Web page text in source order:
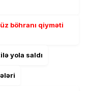
böhranı qiyməti
yola saldı